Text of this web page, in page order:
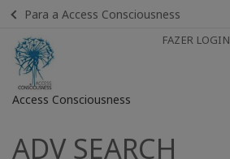
Para a Access Consciousness
FAZER LOGIN
Access Consciousness
Fazer
ADV SEARCH